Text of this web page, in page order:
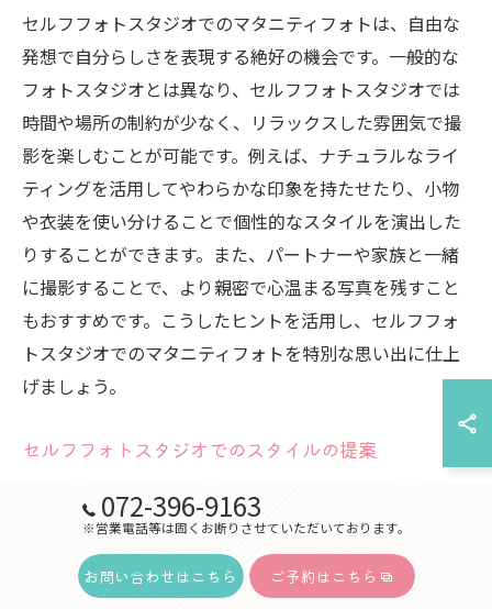
セルフフォトスタジオでのマタニティフォトは、自由な
発想で自分らしさを表現する絶好の機会です。一般的な
フォトスタジオとは異なり、セルフフォトスタジオでは
時間や場所の制約が少なく、リラックスした雰囲気で撮
影を楽しむことが可能です。例えば、ナチュラルなライ
ティングを活用してやわらかな印象を持たせたり、小物
や衣装を使い分けることで個性的なスタイルを演出した
りすることができます。また、パートナーや家族と一緒
に撮影することで、より親密で心温まる写真を残すこと
もおすすめです。こうしたヒントを活用し、セルフフォ
トスタジオでのマタニティフォトを特別な思い出に仕上
げましょう。
セルフフォトスタジオでのスタイルの提案
セルフフォトスタジオでの撮影は、スタイル選びが重要
です。マタニティフォトを撮影する際には、自然光を取
り入れたシンプルな背景を選ぶと、温かみのある優しい
イメージが際立ちます。衣装は動きやすく、体型を美し
072-396-9163
※営業電話等は固くお断りさせていただいております。
お問い合わせはこちら ご予約はこちら